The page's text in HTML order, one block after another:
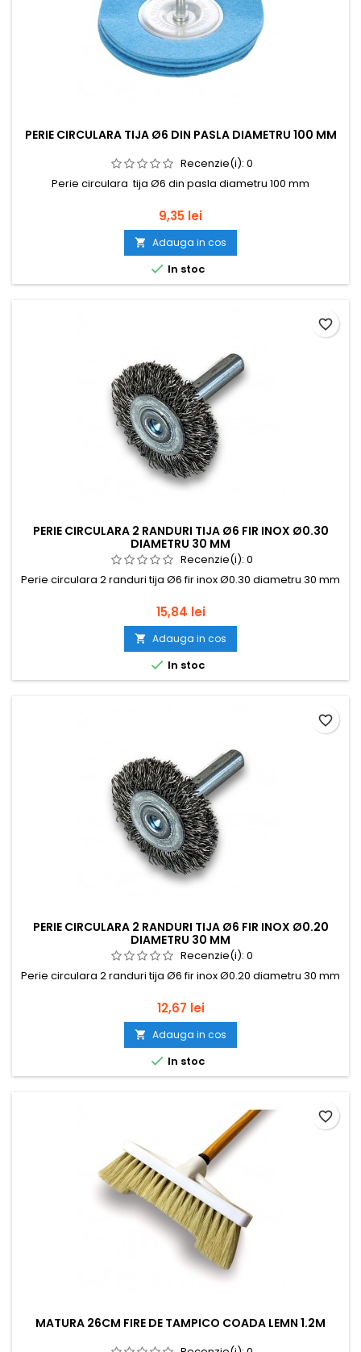
PERIE CIRCULARA TIJA Ø6 DIN PASLA DIAMETRU 100 MM
Recenzie(i): 0
Perie circulara tija Ø6 din pasla diametru 100 mm
Pret
9,35 lei
 Adauga in cos
 In stoc
PERIE CIRCULARA 2 RANDURI TIJA Ø6 FIR INOX Ø0.30
DIAMETRU 30 MM
Recenzie(i): 0
Perie circulara 2 randuri tija Ø6 fir inox Ø0.30 diametru 30 mm
Pret
15,84 lei
 Adauga in cos
 In stoc
favorite_border
PERIE CIRCULARA 2 RANDURI TIJA Ø6 FIR INOX Ø0.20
DIAMETRU 30 MM
Recenzie(i): 0
Perie circulara 2 randuri tija Ø6 fir inox Ø0.20 diametru 30 mm
Pret
12,67 lei
 Adauga in cos
 In stoc
favorite_border
MATURA 26CM FIRE DE TAMPICO COADA LEMN 1.2M
favorite_border